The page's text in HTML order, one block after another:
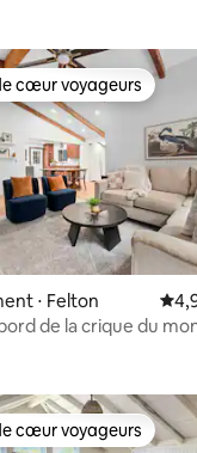
base de 410
cœur voyageurs les
cœur voyageurs
⋅ Felton
de la crique du
cœur voyageurs les
cœur voyageurs